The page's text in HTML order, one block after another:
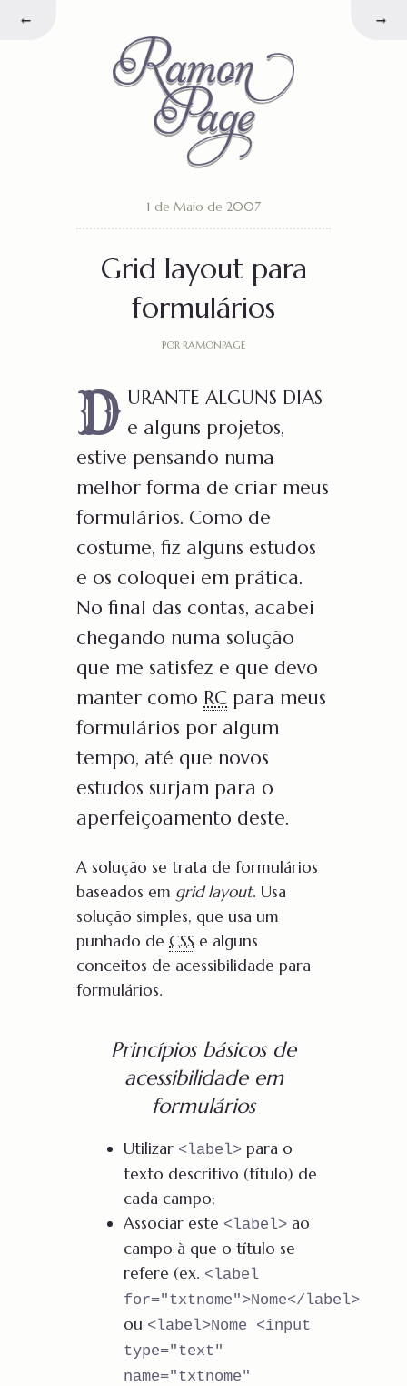
← →
1 de Maio de 2007
Grid layout para
formulários
POR RAMONPAGE
D URANTE ALGUNS DIAS
e alguns projetos,
estive pensando numa
melhor forma de criar meus
formulários. Como de
costume, fiz alguns estudos
e os coloquei em prática.
No final das contas, acabei
chegando numa solução
que me satisfez e que devo
manter como RC para meus
formulários por algum
tempo, até que novos
estudos surjam para o
aperfeiçoamento deste.
A solução se trata de formulários
baseados em grid layout. Usa
solução simples, que usa um
punhado de CSS e alguns
conceitos de acessibilidade para
formulários.
Princípios básicos de
acessibilidade em
formulários
Utilizar <label>para o
texto descritivo (título) de
cada campo;
Associar este <label>ao
campo à que o título se
refere (ex. <label
for="txtnome">Nome</label>
ou <label>Nome <input
type="text"
name="txtnome"